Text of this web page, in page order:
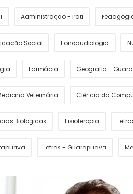
Administração - Irati
Social Fonoaudiologia
Farmácia Geografia -
Veterinária Ciência da
Biológicas Fisioterapia
Letras - Guarapuava